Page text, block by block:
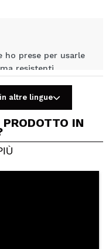
prese per usarle
resistenti.
Si
Utile
Rispondi
altre lingue
IN